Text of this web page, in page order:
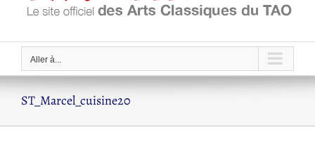
Aller à...
ST_Marcel_cuisine20